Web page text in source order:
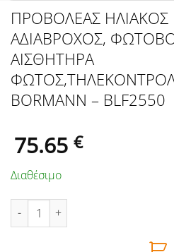
ΠΡΟΒΟΛΕΑΣ ΗΛΙΑΚΟΣ
ΑΔΙΑΒΡΟΧΟΣ,
ΑΙΣΘΗΤΗΡΑ
BORMANN – BLF2550
75.65 €
Διαθέσιμο
ΠΡΟΒΟΛΕΑΣ ΗΛΙΑΚΟΣ LED